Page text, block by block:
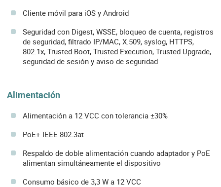
Cliente móvil para iOS y Android
Seguridad con Digest, WSSE, bloqueo de cuenta, registros
de seguridad, filtrado IP/MAC, X.509, syslog, HTTPS,
802.1x, Trusted Boot, Trusted Execution, Trusted Upgrade,
seguridad de sesión y aviso de seguridad
Alimentación
Alimentación a 12 VCC con tolerancia ±30%
PoE+ IEEE 802.3at
Respaldo de doble alimentación cuando adaptador y PoE
alimentan simultáneamente el dispositivo
Consumo básico de 3,3 W a 12 VCC